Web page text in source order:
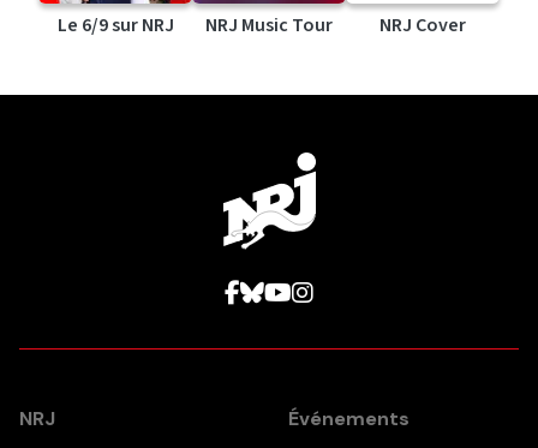
Le 6/9 sur NRJ NRJ Music Tour NRJ Cover
NRJ Événements